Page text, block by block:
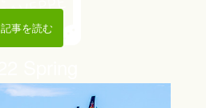
記事を読む